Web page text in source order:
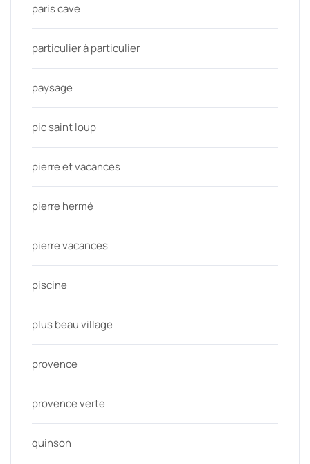
paris cave
particulier à particulier
paysage
pic saint loup
pierre et vacances
pierre hermé
pierre vacances
piscine
plus beau village
provence
provence verte
quinson